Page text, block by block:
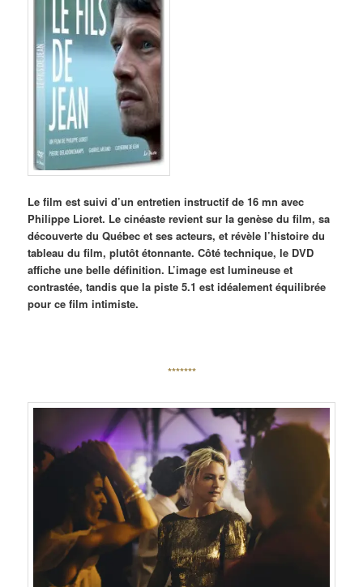
Le film est suivi d’un entretien instructif de 16 mn avec
Philippe Lioret. Le cinéaste revient sur la genèse du film, sa
découverte du Québec et ses acteurs, et révèle l’histoire du
tableau du film, plutôt étonnante. Côté technique, le DVD
affiche une belle définition. L’image est lumineuse et
contrastée, tandis que la piste 5.1 est idéalement équilibrée
pour ce film intimiste.
*******